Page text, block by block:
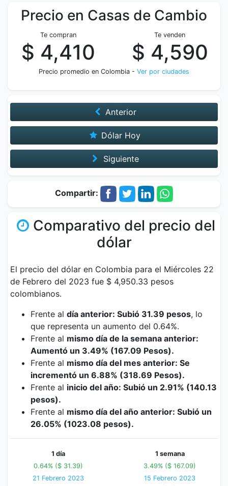
Precio en Casas de Cambio
Te compran
$ 4,410
Te venden
$ 4,590
Precio promedio en Colombia - Ver por ciudades
Anterior
Dólar Hoy
Siguiente
Compartir:
Comparativo del precio del
dólar
El precio del dólar en Colombia para el Miércoles 22
de Febrero del 2023 fue $ 4,950.33 pesos
colombianos.
Frente al día anterior: Subió 31.39 pesos, lo
que representa un aumento del 0.64%.
Frente al mismo día de la semana anterior:
Aumentó un 3.49% (167.09 Pesos).
Frente al mismo día del mes anterior: Se
incrementó un 6.88% (318.69 Pesos).
Frente al inicio del año: Subió un 2.91% (140.13
pesos).
Frente al mismo día del año anterior: Subió un
26.05% (1023.08 pesos).
1 día
0.64% ($ 31.39)
21 Febrero 2023
1 semana
3.49% ($ 167.09)
15 Febrero 2023